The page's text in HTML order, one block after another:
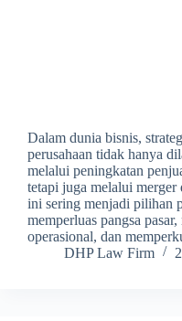
Dalam dunia bisnis,
perusahaan tidak hanya
melalui peningkatan
tetapi juga melalui merger
ini sering menjadi pilihan
memperluas pangsa
operasional, dan
DHP Law Firm